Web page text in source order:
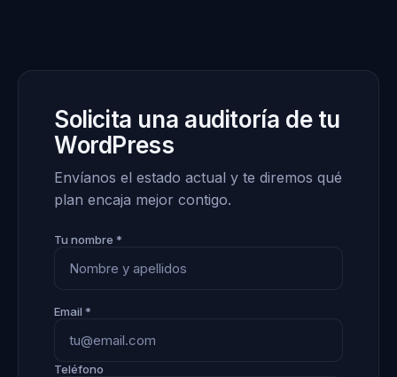
Solicita una auditoría de tu
WordPress
Envíanos el estado actual y te diremos qué
plan encaja mejor contigo.
Tu nombre *
Email *
Teléfono